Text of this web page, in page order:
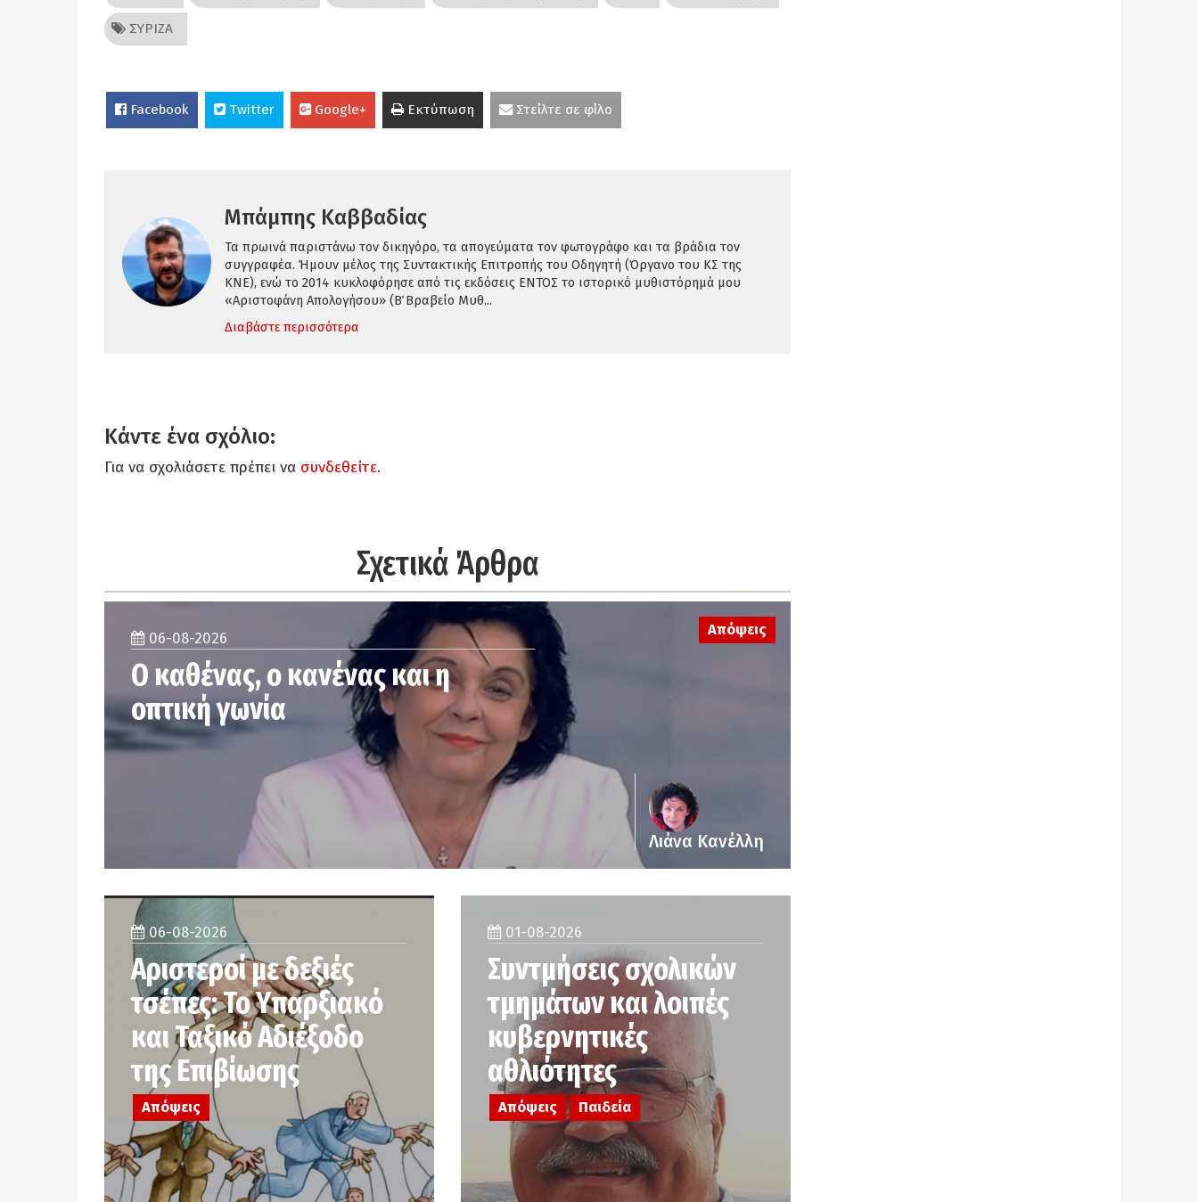
ΣΥΡΙΖΑ
Facebook Twitter Google+ Εκτύπωση Στείλτε σε φίλο
Μπάμπης Καββαδίας
Τα πρωινά παριστάνω τον δικηγόρο, τα απογεύματα τον φωτογράφο και τα βράδια τον
συγγραφέα. Ήμουν μέλος της Συντακτικής Επιτροπής του Οδηγητή (Όργανο του ΚΣ της
ΚΝΕ), ενώ το 2014 κυκλοφόρησε από τις εκδόσεις ΕΝΤΟΣ το ιστορικό μυθιστόρημά μου
«Αριστοφάνη Απολογήσου» (Β΄ Βραβείο Μυθ...
Διαβάστε περισσότερα
Κάντε ένα σχόλιο:
Για να σχολιάσετε πρέπει να συνδεθείτε.
Σχετικά Άρθρα
Απόψεις
06-08-2026
Ο καθένας, ο κανένας και η
οπτική γωνία
Λιάνα Κανέλλη
06-08-2026
Αριστεροί με δεξιές
τσέπες: Το Υπαρξιακό
και Ταξικό Αδιέξοδο
της Επιβίωσης
Απόψεις
01-08-2026
Συντμήσεις σχολικών
τμημάτων και λοιπές
κυβερνητικές
αθλιότητες
Απόψεις Παιδεία